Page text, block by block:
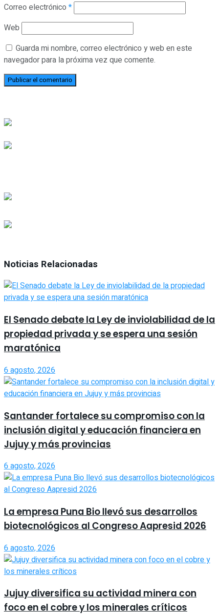
Correo electrónico *
Web
Guarda mi nombre, correo electrónico y web en este
navegador para la próxima vez que comente.
Noticias Relacionadas
El Senado debate la Ley de inviolabilidad de la
propiedad privada y se espera una sesión
maratónica
6 agosto, 2026
Santander fortalece su compromiso con la
inclusión digital y educación financiera en
Jujuy y más provincias
6 agosto, 2026
La empresa Puna Bio llevó sus desarrollos
biotecnológicos al Congreso Aapresid 2026
6 agosto, 2026
Jujuy diversifica su actividad minera con
foco en el cobre y los minerales críticos